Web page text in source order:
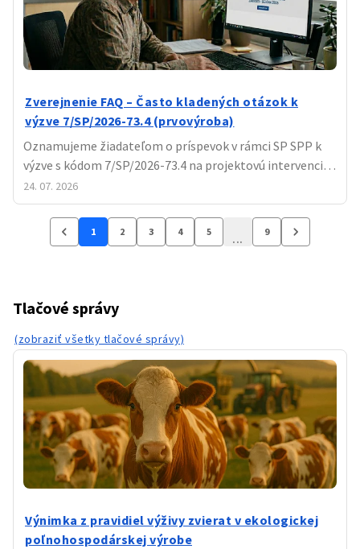
Zverejnenie FAQ – Často kladených otázok k
výzve 7/SP/2026-73.4 (prvovýroba)
Oznamujeme žiadateľom o príspevok v rámci SP SPP k
výzve s kódom 7/SP/2026-73.4 na projektovú intervenciu
na rozvoj vidieka
poľnohospodárskych podnikoch“, že dňa 24.07.2026
boli zverejnenéFAQ – Často kladené otázky.Súbor je
zverejnený
24. 07. 2026
1 2 3 4 5
...
9
Tlačové správy
(zobraziť všetky tlačové správy)
Výnimka z pravidiel výživy zvierat v ekologickej
poľnohospodárskej výrobe